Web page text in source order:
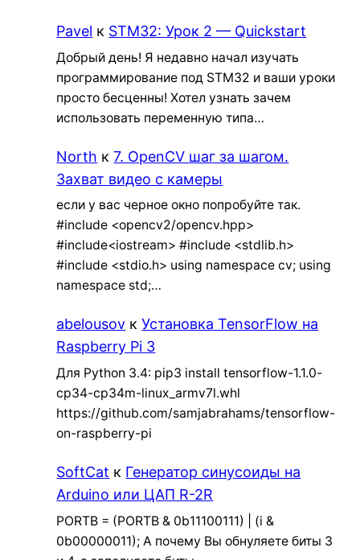
Pavel к STM32: Урок 2 — Quickstart
Добрый день! Я недавно начал изучать
программирование под STM32 и ваши уроки
просто бесценны! Хотел узнать зачем
использовать переменную типа…
North к7. OpenCV шаг за шагом.
Захват видео с камеры
если у вас черное окно попробуйте так.
#include <opencv2/opencv.hpp>
#include<iostream> #include <stdlib.h>
#include <stdio.h> using namespace cv; using
namespace std;…
abelousov кУстановка TensorFlow на
Raspberry Pi 3
Для Python 3.4: pip3 install tensorflow-1.1.0-
cp34-cp34m-linux_armv7l.whl
https://github.com/samjabrahams/tensorflow-
on-raspberry-pi
SoftCat к Генератор синусоиды на
Arduino или ЦАП R-2R
PORTB = (PORTB & 0b11100111) | (i &
0b00000011); А почему Вы обнуляете биты 3